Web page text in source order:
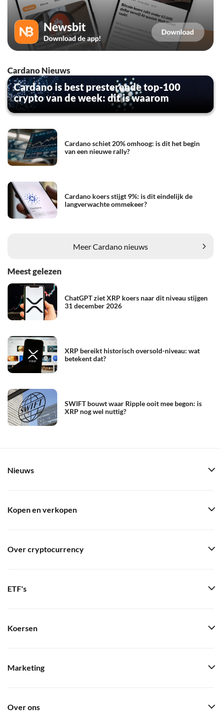
Cardano Nieuws
Cardano is best presterende top-100
crypto van de week: dit is waarom
Cardano schiet 20% omhoog: is dit het begin
van een nieuwe rally?
Cardano koers stijgt 9%: is dit eindelijk de
langverwachte ommekeer?
Meer Cardano nieuws
Meest gelezen
ChatGPT ziet XRP koers naar dit niveau stijgen
31 december 2026
XRP bereikt historisch oversold-niveau: wat
betekent dat?
SWIFT bouwt waar Ripple ooit mee begon: is
XRP nog wel nuttig?
Nieuws
Kopen en verkopen
Over cryptocurrency
ETF's
Koersen
Marketing
Over ons